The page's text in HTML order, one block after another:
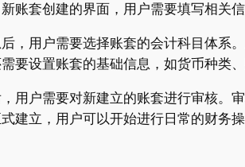
账套创建的界面，用户需要填写相关
，用户需要选择账套的会计科目体系
要设置账套的基础信息，如货币种类
用户需要对新建立的账套进行审核。
建立，用户可以开始进行日常的财务操